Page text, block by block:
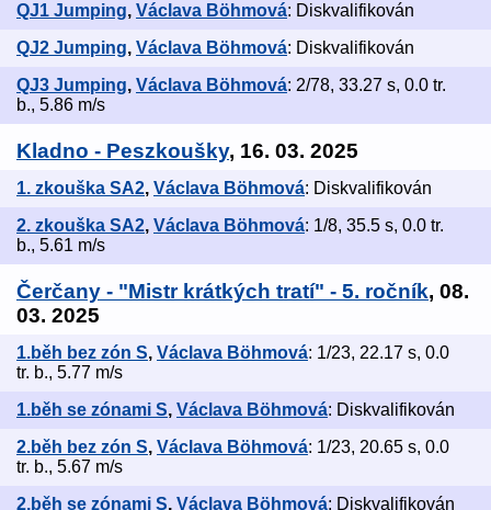
QJ1 Jumping, Václava Böhmová: Diskvalifikován
QJ2 Jumping, Václava Böhmová: Diskvalifikován
QJ3 Jumping, Václava Böhmová: 2/78, 33.27 s, 0.0 tr.
b., 5.86 m/s
Kladno - Peszkoušky, 16. 03. 2025
1. zkouška SA2, Václava Böhmová: Diskvalifikován
2. zkouška SA2, Václava Böhmová: 1/8, 35.5 s, 0.0 tr.
b., 5.61 m/s
Čerčany - "Mistr krátkých tratí" - 5. ročník, 08.
03. 2025
1.běh bez zón S, Václava Böhmová: 1/23, 22.17 s, 0.0
tr. b., 5.77 m/s
1.běh se zónami S, Václava Böhmová: Diskvalifikován
2.běh bez zón S, Václava Böhmová: 1/23, 20.65 s, 0.0
tr. b., 5.67 m/s
2.běh se zónami S, Václava Böhmová: Diskvalifikován